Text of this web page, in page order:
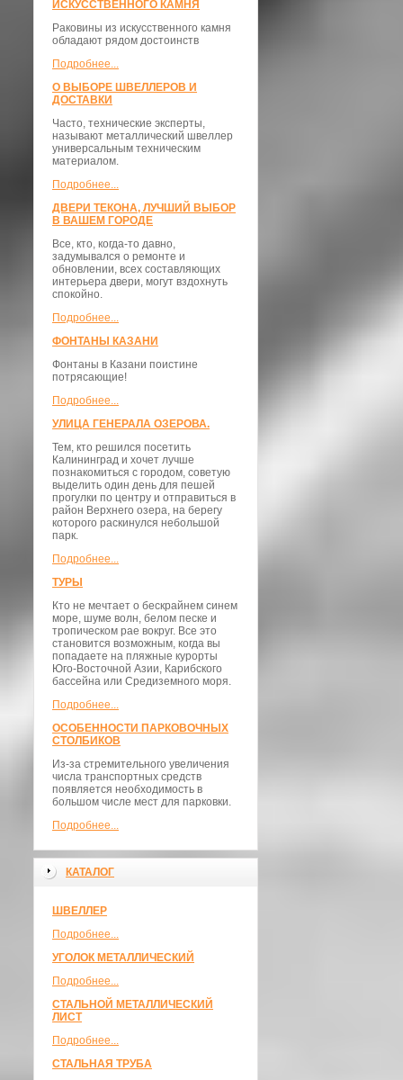
ИСКУССТВЕННОГО КАМНЯ
Раковины из искусственного камня
обладают рядом достоинств
Подробнее...
О ВЫБОРЕ ШВЕЛЛЕРОВ И
ДОСТАВКИ
​Часто, технические эксперты,
называют металлический швеллер
универсальным техническим
материалом.
Подробнее...
ДВЕРИ ТЕКОНА, ЛУЧШИЙ ВЫБОР
В ВАШЕМ ГОРОДЕ
Все, кто, когда-то давно,
задумывался о ремонте и
обновлении, всех составляющих
интерьера двери, могут вздохнуть
спокойно.
Подробнее...
ФОНТАНЫ КАЗАНИ
Фонтаны в Казани поистине
потрясающие!
Подробнее...
УЛИЦА ГЕНЕРАЛА ОЗЕРОВА.
Тем, кто решился посетить
Калининград и хочет лучше
познакомиться с городом, советую
выделить один день для пешей
прогулки по центру и отправиться в
район Верхнего озера, на берегу
которого раскинулся небольшой
парк.
Подробнее...
ТУРЫ
Кто не мечтает о бескрайнем синем
море, шуме волн, белом песке и
тропическом рае вокруг. Все это
становится возможным, когда вы
попадаете на пляжные курорты
Юго-Восточной Азии, Карибского
бассейна или Средиземного моря.
Подробнее...
ОСОБЕННОСТИ ПАРКОВОЧНЫХ
СТОЛБИКОВ
Из-за стремительного увеличения
числа транспортных средств
появляется необходимость в
большом числе мест для парковки.
Подробнее...
КАТАЛОГ
ШВЕЛЛЕР
Подробнее...
УГОЛОК МЕТАЛЛИЧЕСКИЙ
Подробнее...
СТАЛЬНОЙ МЕТАЛЛИЧЕСКИЙ
ЛИСТ
Подробнее...
СТАЛЬНАЯ ТРУБА